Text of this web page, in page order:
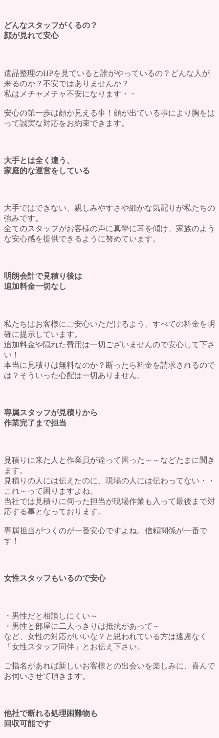
どんなスタッフがくるの？
顔が見れて安心
遺品整理のHPを見ていると誰がやっているの？どんな人が
来るのか？ 不安ではありませんか？
私はメチャメチャ不安になります・・
安心の第一歩は顔が見える事！ 顔が出ている事により胸をは
って誠実な対応をお約束できます。
大手とは全く違う、
家庭的な運営をしている
大手ではできない 、親しみやすさや細かな気配りが私たちの
強みです。
全てのスタッフがお客様の声に真摯に耳を傾け、家族のよう
な安心感を提供できるように努めています。
明朗会計で見積り後は
追加料金一切なし
私たちはお客様にご安心いただけるよう、すべての料金を明
確に提示しています。
追加料金や隠れた費用は一切ございませんので安心して下さ
い！
本当に見積りは無料なのか？断ったら料金を請求されるので
は？そういった心配は一切ありません。
専属スタッフが見積りから
作業完了まで担当
見積りに来た人と作業員が違って困った～～などたまに聞き
ます。
見積りの人には伝えたのに、現場の人には伝わってない・・
これ～って困りますよね。
当社では見積りに伺った担当が現場作業も入って最後まで対
応する事となっております。
専属担当がつくのが一番安心ですよね。信頼関係が一番で
す！
女性スタッフもいるので安心
・男性だと相談しにくい～
・男性と部屋に二人っきりは抵抗があって～
など、女性の対応がいいな？と思われている方は遠慮なく
「女性スタッフ同伴」とお伝え下さい。
ご指名があれば新しいお客様との出会いを楽しみに、 喜んで
お伺いさせて頂きます。
他社で断れる処理困難物も
回収可能です